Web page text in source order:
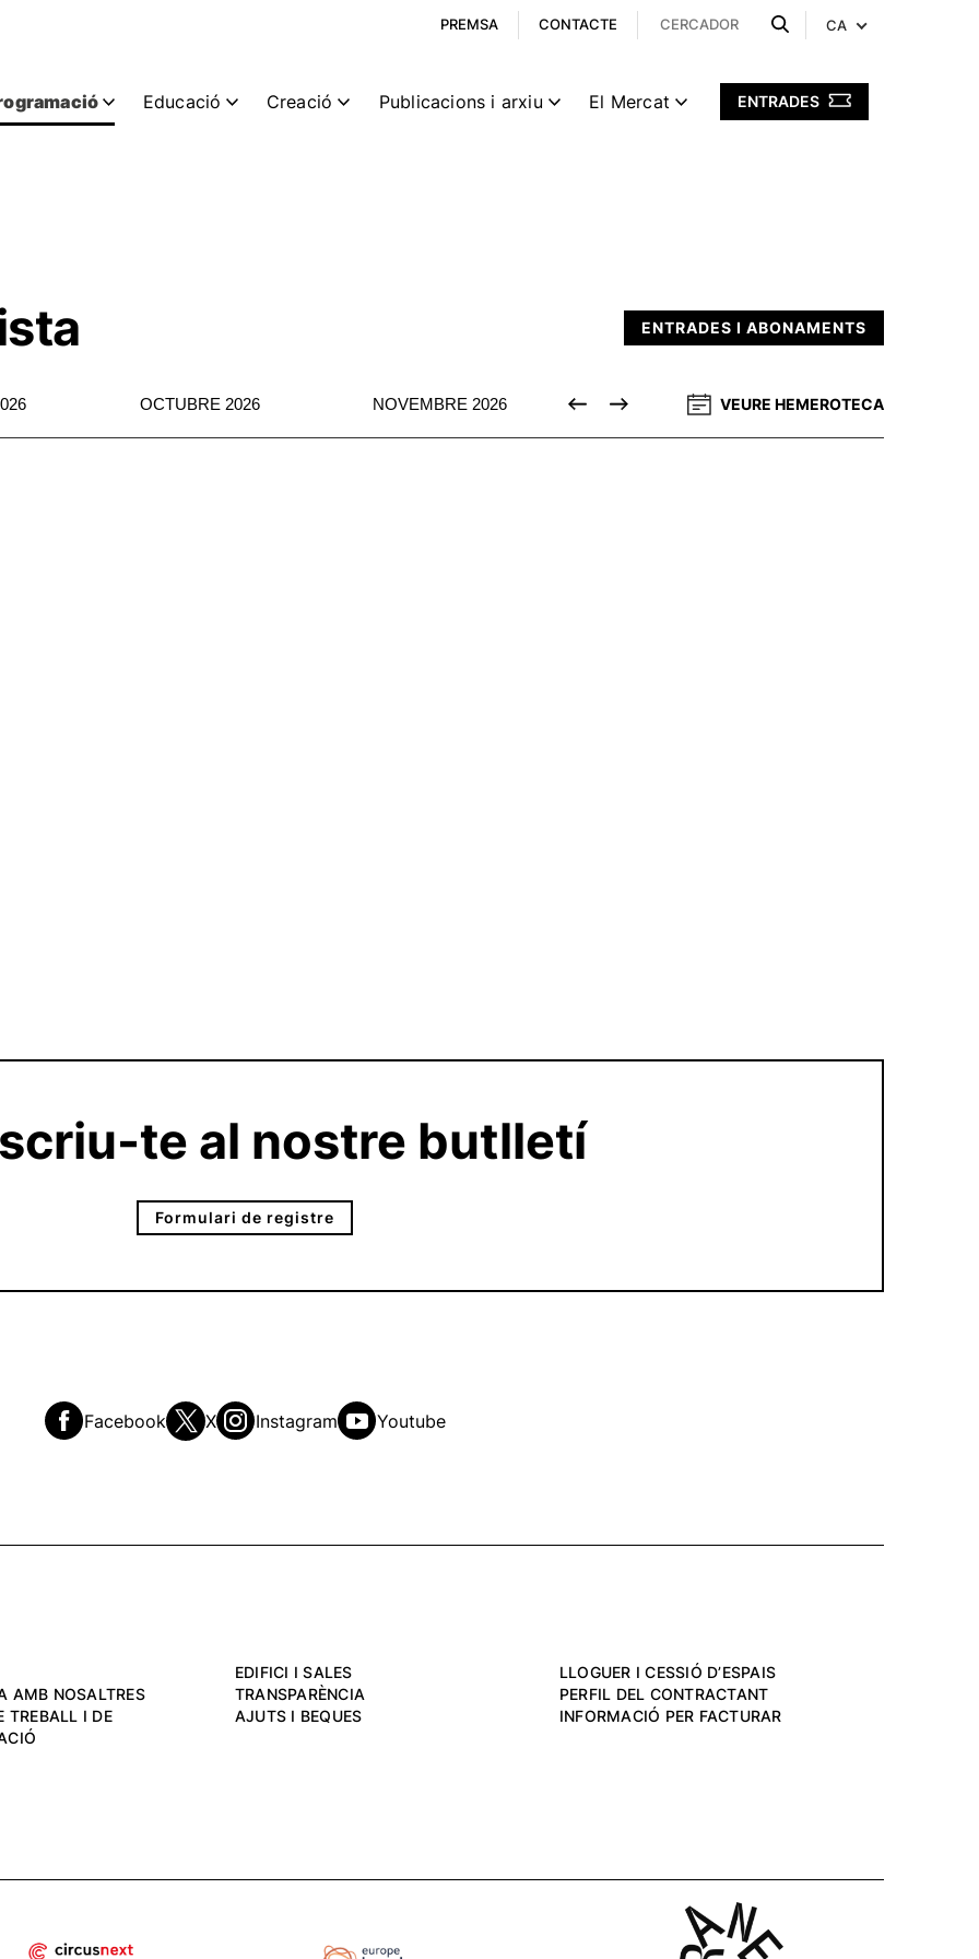
PREMSA CONTACTE CA
ENTRADES
Educació Creació Publicacions i arxiu El Mercat
ENTRADES I ABONAMENTS
OCTUBRE 2026 NOVEMBRE 2026 DESEMBRE 2026 GENER 2027
VEURE HEMEROTECA
te al nostre butlletí
Formulari de registre
Facebook X Instagram Youtube
EDIFICI I SALES
LLOGUER I CESSIÓ D’ESPAIS
AMB NOSALTRES
TRANSPARÈNCIA
PERFIL DEL CONTRACTANT
TREBALL I DE
AJUTS I BEQUES INFORMACIÓ PER FACTURAR